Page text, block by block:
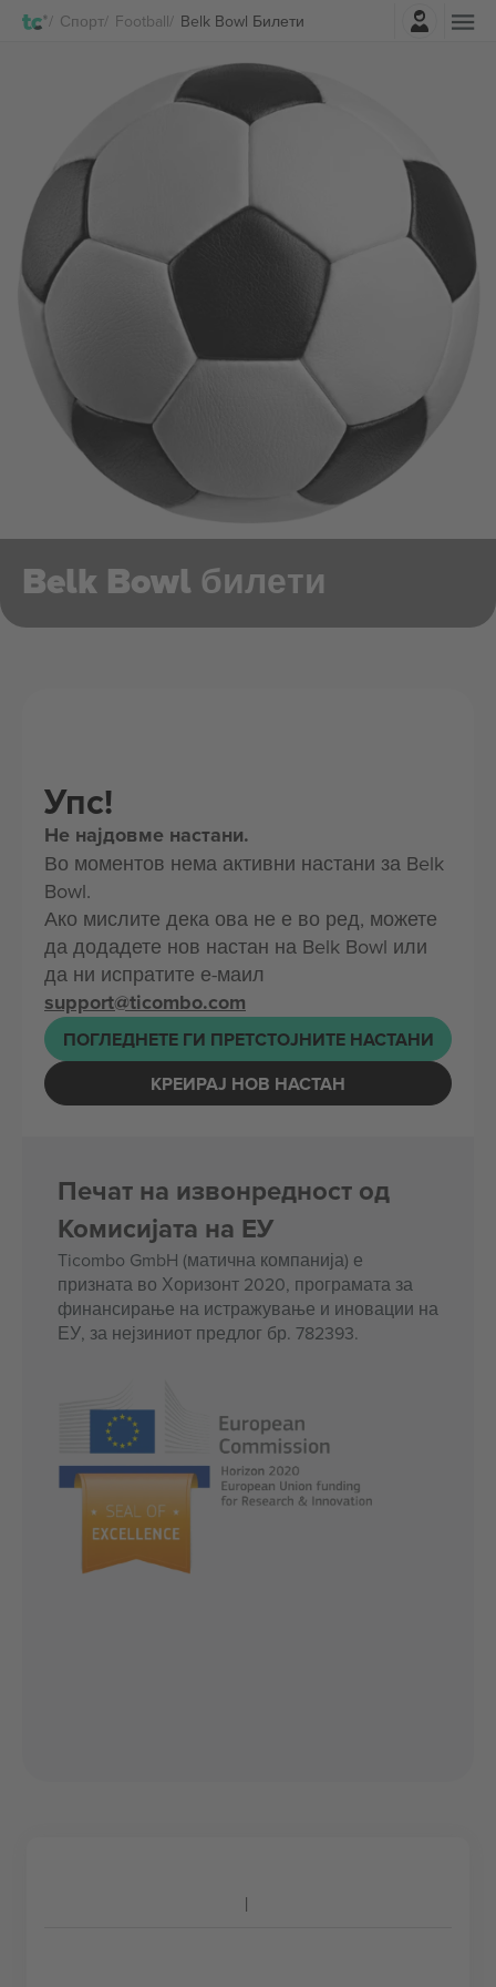
Спорт Football Belk Bowl БилетиНајави се
Belk Bowl билети
Упс!
Не најдовме настани.
Во моментов нема активни настани за Belk
Bowl.
Ако мислите дека ова не е во ред, можете
да додадете нов настан на Belk Bowl или
да ни испратите е-маил
support@ticombo.com
ПОГЛЕДНЕТЕ ГИ ПРЕТСТОЈНИТЕ НАСТАНИ
КРЕИРАЈ НОВ НАСТАН
Печат на извонредност од
Комисијата на ЕУ
Ticombo GmbH (матична компанија) е
призната во Хоризонт 2020, програмата за
финансирање на истражување и иновации на
ЕУ, за нејзиниот предлог бр. 782393.